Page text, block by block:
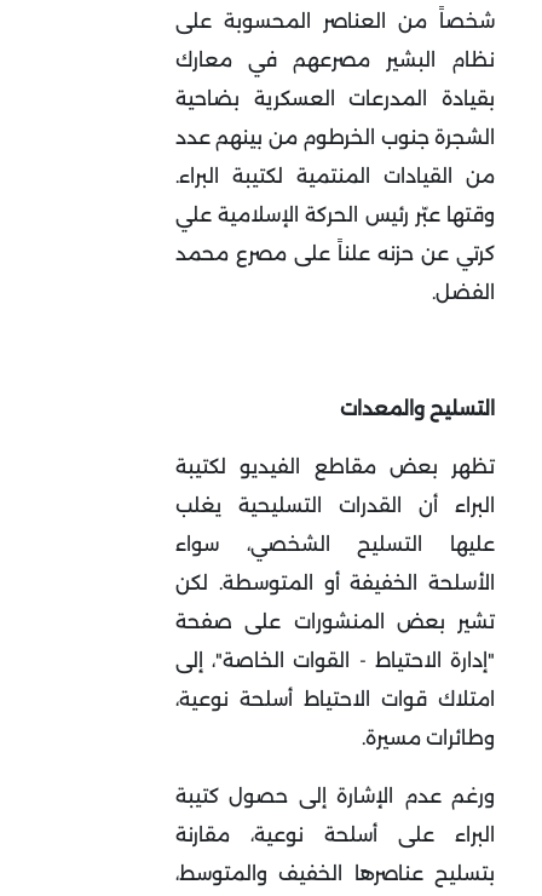
شخصاً من العناصر المحسوبة على
نظام البشير مصرعهم في معارك
بقيادة المدرعات العسكرية بضاحية
الشجرة جنوب الخرطوم من بينهم عدد
من القيادات المنتمية لكتيبة البراء.
وقتها عبّر رئيس الحركة الإسلامية علي
كرتي عن حزنه علناً على مصرع محمد
الفضل.
التسليح والمعدات
تظهر بعض مقاطع الفيديو لكتيبة
البراء أن القدرات التسليحية يغلب
عليها التسليح الشخصي، سواء
الأسلحة الخفيفة أو المتوسطة. لكن
تشير بعض المنشورات على صفحة
"إدارة الاحتياط - القوات الخاصة"، إلى
امتلاك قوات الاحتياط أسلحة نوعية،
وطائرات مسيرة.
ورغم عدم الإشارة إلى حصول كتيبة
البراء على أسلحة نوعية، مقارنة
بتسليح عناصرها الخفيف والمتوسط،